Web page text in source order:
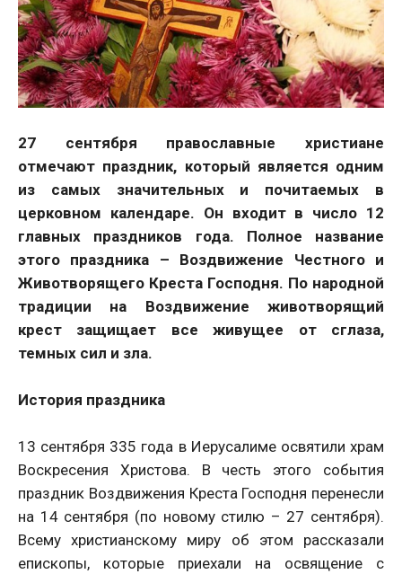
27 сентября православные христиане
отмечают праздник, который является одним
из самых значительных и почитаемых в
церковном календаре. Он входит в число 12
главных праздников года. Полное название
этого праздника – Воздвижение Честного и
Животворящего Креста Господня. По народной
традиции на Воздвижение животворящий
крест защищает все живущее от сглаза,
темных сил и зла.
История праздника
13 сентября 335 года в Иерусалиме освятили храм
Воскресения Христова. В честь этого события
праздник Воздвижения Креста Господня перенесли
на 14 сентября (по новому стилю – 27 сентября).
Всему христианскому миру об этом рассказали
епископы, которые приехали на освящение с